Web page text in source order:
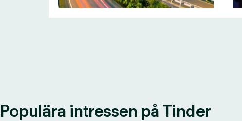
Populära intressen på Tinder